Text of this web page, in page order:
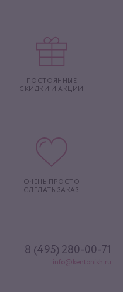
ПОСТОЯННЫЕ
СКИДКИ И АКЦИИ
ОЧЕНЬ ПРОСТО
СДЕЛАТЬ ЗАКАЗ
8 (495) 280-00-71
info@kentonish.ru